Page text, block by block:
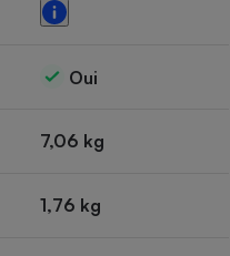
Oui
7,06 kg
1,76 kg